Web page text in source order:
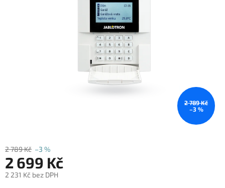
2 789 Kč
–3 %
2 789 Kč –3 %
2 699 Kč
2 231 Kč bez DPH